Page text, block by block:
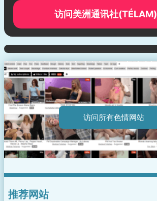
访问美洲通讯社(TÉLAM)
访问所有色情网站
推荐网站